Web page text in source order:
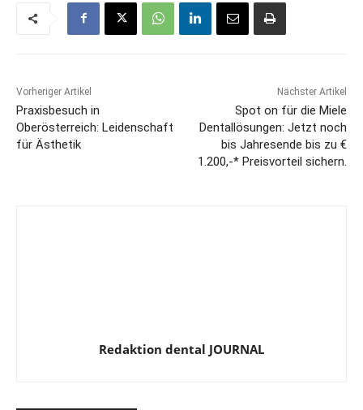
Vorheriger Artikel
Praxisbesuch in
Oberösterreich: Leidenschaft
für Ästhetik
Nächster Artikel
Spot on für die Miele
Dentallösungen: Jetzt noch
bis Jahresende bis zu €
1.200,-* Preisvorteil sichern.
Redaktion dental JOURNAL